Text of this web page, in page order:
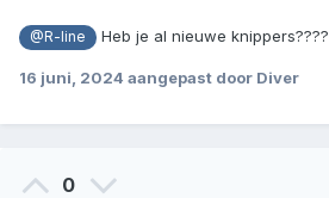
@R-line Heb je al nieuwe knippers????
16 juni, 2024 aangepast door Diver
0